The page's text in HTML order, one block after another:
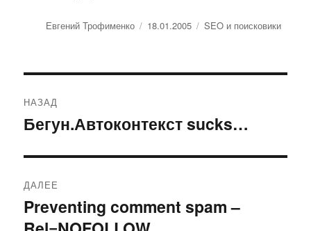
Автор
Евгений Трофименко Опубликовано
18.01.2005 Рубрики
SEO и поисковики
по
НАЗАД
Предыдущая
Бегун.Автоконтекст sucks…
ДАЛЕЕ
Следующая
запись:
Preventing comment spam –